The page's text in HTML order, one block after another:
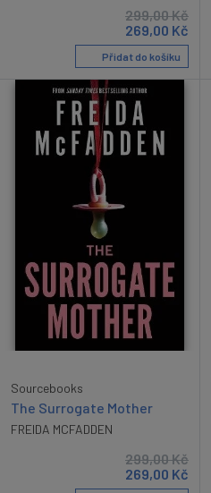
299,00Kč
269,00 Kč
Přidat do košíku
Sourcebooks
The Surrogate Mother
FREIDA MCFADDEN
299,00Kč
269,00 Kč